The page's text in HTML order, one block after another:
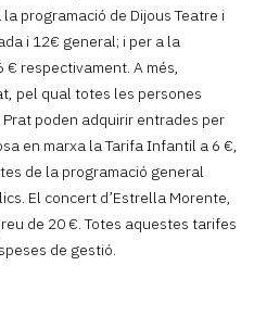
programació de Dijous Teatre i
i 12€ general; i per a la
respectivament. A més,
pel qual totes les persones
poden adquirir entrades per
en marxa la Tarifa Infantil a 6 €,
de la programació general
El concert d’Estrella Morente,
de 20 €. Totes aquestes tarifes
de gestió.